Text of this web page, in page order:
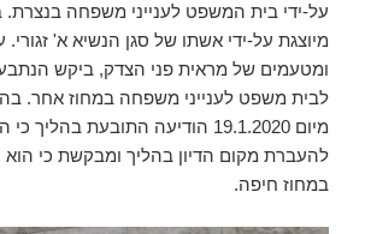
על-ידי בית המשפט לענייני משפחה
מיוצגת על-ידי אשתו של סגן הנשיא א'
ומטעמים של מראית פני הצדק, ביקש הנתבע
לבית משפט לענייני משפחה במחוז אחר.
מיום 19.1.2020 הודיעה התובעת
להעברת מקום הדיון בהליך ומבקשת כי
במחוז חיפה.